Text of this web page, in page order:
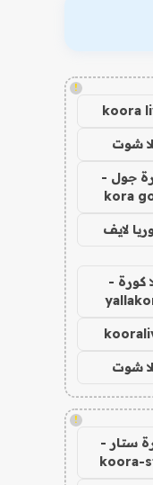
!
koora
شوت
جول -
kora
لايف
كورة -
شوت
!
ستار -
koora-